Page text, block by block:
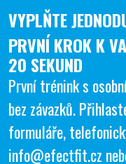
VYPLŇTE
PRVNÍ KROK K
20 SEKUND
První trénink s
bez závazků.
formuláře,
info@efectfit.cz